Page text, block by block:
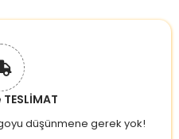
düşünmene gerek yok!